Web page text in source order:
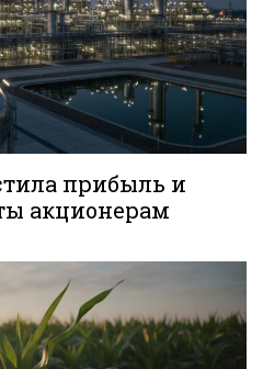
прибыль и
акционерам